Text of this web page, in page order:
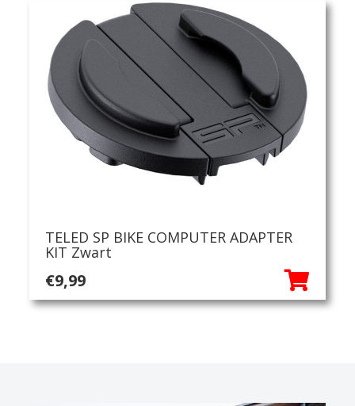
TELED SP BIKE COMPUTER ADAPTER
KIT Zwart
€9,99